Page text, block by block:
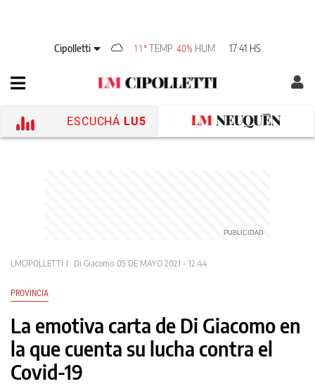
Cipolletti 11° TEMP 40% HUM 17:41 HS
ESCUCHÁ LU5
LMCIPOLLETTI Di Giacomo 05 DE MAYO 2021 - 12:44
PROVINCIA
La emotiva carta de Di Giacomo en
la que cuenta su lucha contra el
Covid-19